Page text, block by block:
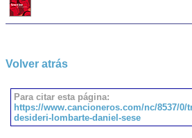
Volver atrás
Para citar esta página:
https://www.cancioneros.com/nc/8537/0/
desideri-lombarte-daniel-sese